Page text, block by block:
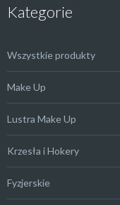
Kategorie
Wszystkie produkty
Make Up
Lustra Make Up
Krzesła i Hokery
Fyzjerskie